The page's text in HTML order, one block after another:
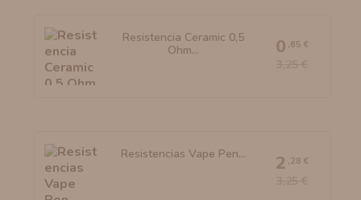
Resistencia Ceramic 0,5
Ohm...
0 ,65 €
Resistencias Vape Pen...
2 ,28 €